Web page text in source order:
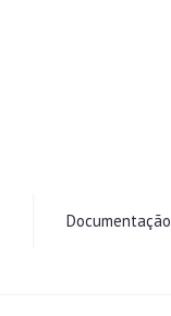
Documentação